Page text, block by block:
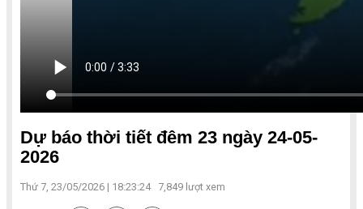
Dự báo thời tiết đêm 23 ngày 24-05-
2026
Thứ 7, 23/05/2026 | 18:23:24 7,849 lượt xem